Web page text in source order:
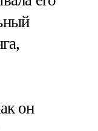
он